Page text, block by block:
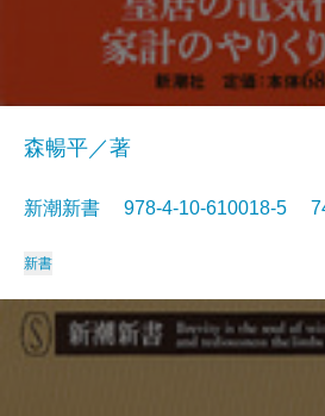
森暢平／著
新潮新書 978-4-10-610018-5
新書